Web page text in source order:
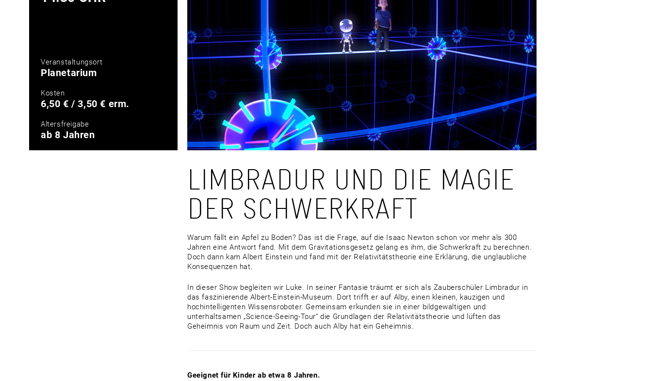
Veranstaltungsort
Planetarium
Kosten
6,50 € / 3,50 € erm.
Altersfreigabe
ab 8 Jahren
LIMBRADUR UND DIE MAGIE
DER SCHWERKRAFT
Warum fällt ein Apfel zu Boden? Das ist die Frage, auf die Isaac Newton schon vor mehr als 300
Jahren eine Antwort fand. Mit dem Gravitationsgesetz gelang es ihm, die Schwerkraft zu berechnen.
Doch dann kam Albert Einstein und fand mit der Relativitätstheorie eine Erklärung, die unglaubliche
Konsequenzen hat.
In dieser Show begleiten wir Luke. In seiner Fantasie träumt er sich als Zauberschüler Limbradur in
das faszinierende Albert-Einstein-Museum. Dort trifft er auf Alby, einen kleinen, kauzigen und
hochintelligenten Wissensroboter. Gemeinsam erkunden sie in einer bildgewaltigen und
unterhaltsamen „Science-Seeing-Tour“ die Grundlagen der Relativitätstheorie und lüften das
Geheimnis von Raum und Zeit. Doch auch Alby hat ein Geheimnis.
Geeignet für Kinder ab etwa 8 Jahren.